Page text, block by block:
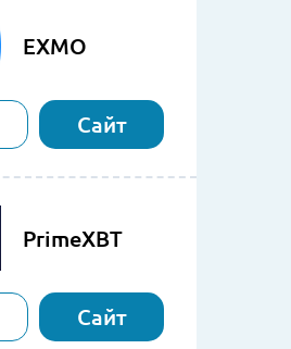
EXMO
Сайт
PrimeXBT
Сайт